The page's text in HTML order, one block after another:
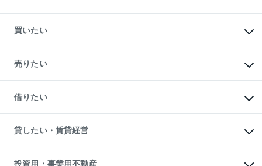
買いたい
新築・分譲マンションの購入
中古マンションの購入
一戸建ての購入
中古一戸建ての購入
不動産購入の流れ
注目キーワード物件特集
購入ガイド
売りたい
一戸建ての売却・査定
土地の売却・査定
スピードAI査定
不動産査定について
不動産売却の流れ
不動産買換えの流れ
借りたい
オフィス・店舗の賃貸
借りるときの流れ
借りるガイド
貸したい・賃貸経営
マンション賃料データ
投資用・事業用不動産